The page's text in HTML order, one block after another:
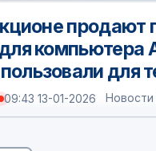
продают
компьютера
для
09:43 13-01-2026 Новости